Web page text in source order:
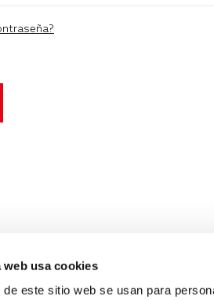
web usa cookies
de este sitio web se usan para